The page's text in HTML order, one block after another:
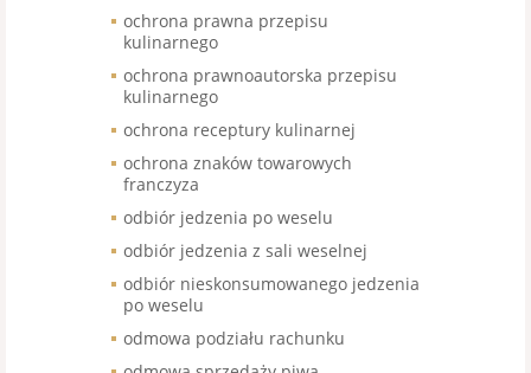
ochrona prawna przepisu
kulinarnego
ochrona prawnoautorska przepisu
kulinarnego
ochrona receptury kulinarnej
ochrona znaków towarowych
franczyza
odbiór jedzenia po weselu
odbiór jedzenia z sali weselnej
odbiór nieskonsumowanego jedzenia
po weselu
odmowa podziału rachunku